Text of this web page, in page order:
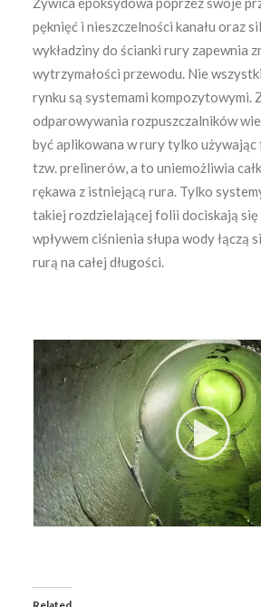
pęknięć i nieszczelności kanału oraz
wykładziny do ścianki rury zapewnia
wytrzymałości przewodu. Nie
rynku są systemami kompozytowymi.
odparowywania rozpuszczalników
być aplikowana w rury tylko
tzw. prelinerów, a to uniemożliwia
rękawa z istniejącą rura. Tylko
takiej rozdzielającej folii dociskają się
wpływem ciśnienia słupa wody łączą
rurą na całej długości.